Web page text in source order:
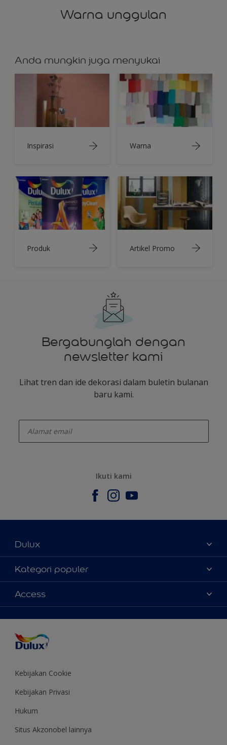
Warna unggulan
Anda mungkin juga menyukai
Inspirasi Warna
Produk Artikel Promo
Bergabunglah dengan
newsletter kami
Lihat tren dan ide dekorasi dalam buletin bulanan
baru kami.
Ikuti kami
Dulux
Tentang Kami
Contact us
Temukan toko
Kategori populer
Warna
Produk
Inspirasi
Saran Mendekorasi
Colour of the Year
Access
Kebijakan Cookie
Kebijakan Privasi
Hukum
Situs Akzonobel lainnya